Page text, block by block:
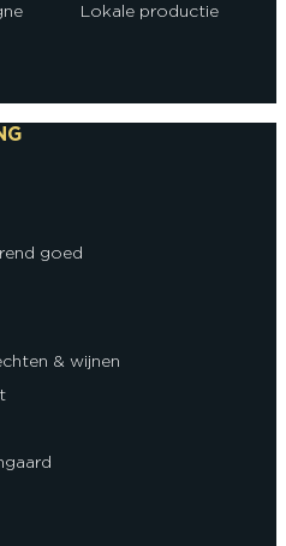
Lokale productie
goed
& wijnen